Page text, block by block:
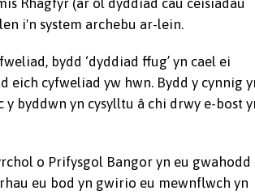
Rhagfyr (ar ôl dyddiad cau ceisiadau
i'n system archebu ar-lein.
bydd ‘dyddiad ffug’ yn cael ei
eich cyfweliad yw hwn. Bydd y cynnig
byddwn yn cysylltu â chi drwy e-bost
o Prifysgol Bangor yn eu gwahodd
eu bod yn gwirio eu mewnflwch yn